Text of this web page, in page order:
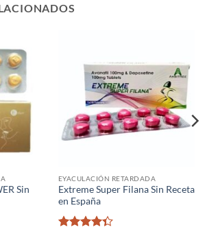
Sin
EYACULACIÓN RETARDADA
Extreme Super Filana Sin Receta
en España